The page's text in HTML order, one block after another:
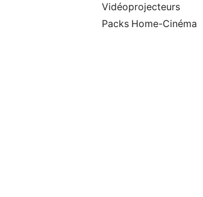
Vidéoprojecteurs
Packs Home-Cinéma